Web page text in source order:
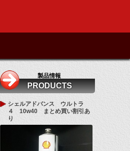
製品情報
PRODUCTS
シェルアドバンス ウルトラ
４ 10w40 まとめ買い割引あ
り